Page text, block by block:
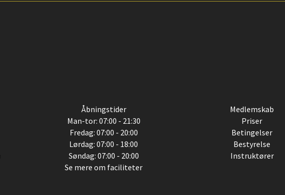
Åbningstider
Man-tor: 07:00 - 21:30
Fredag: 07:00 - 20:00
Lørdag: 07:00 - 18:00
Søndag: 07:00 - 20:00
Se mere om faciliteter
Medlemskab
Priser
Betingelser
Bestyrelse
Instruktører